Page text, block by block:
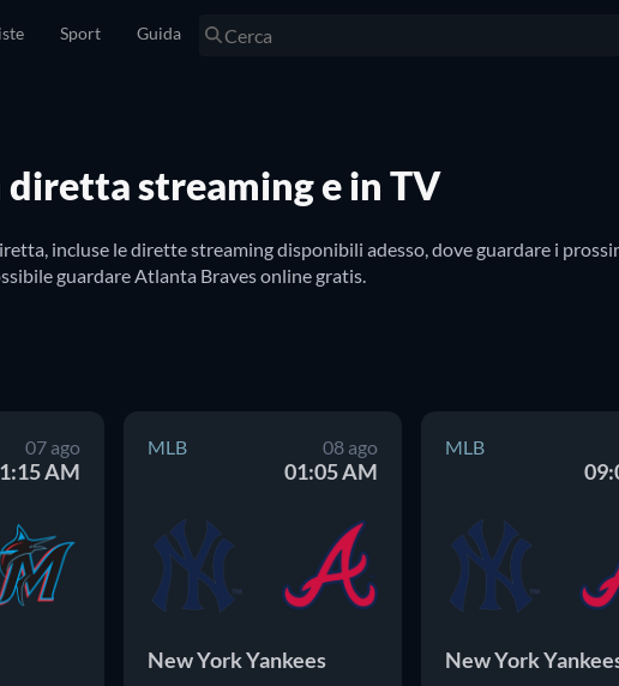
Sport Guida
streaming e in TV
incluse le dirette streaming disponibili adesso, dove guardare i
guardare Atlanta Braves online gratis.
07 ago
AM
MLB 08 ago
01:05 AM
New York Yankees
MLB
New York